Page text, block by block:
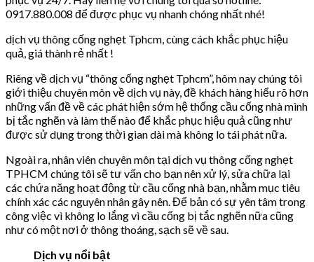
0917.880.008 để được phục vụ nhanh chóng nhất nhé!
dịch vụ thông cống nghẹt Tphcm, cùng cách khắc phục hiệu
quả, giá thành rẻ nhất !
Riêng về dịch vụ “thông cống nghẹt Tphcm”, hôm nay chúng tôi
giới thiệu chuyên môn về dịch vụ này, đề khách hàng hiểu rõ hơn
những vấn đề về các phát hiện sớm hệ thống cầu cống nhà mình
bị tắc nghẽn và làm thế nào để khắc phục hiệu quả cũng như
được sử dụng trong thời gian dài mà không lo tái phát nữa.
Ngoài ra, nhân viên chuyên môn tại dịch vụ thông cống nghẹt
TPHCM chúng tôi sẽ tư vấn cho bạn nên xử lý, sửa chữa lại
các chứa năng hoạt động từ cầu cống nhà bạn, nhằm mục tiêu
chính xác các nguyên nhân gây nên. Để bản có sự yên tâm trong
công việc vì không lo lắng vì cầu cống bị tắc nghẽn nữa cũng
như có một nơi ở thông thoáng, sạch sẽ về sau.
Dịch vụ nổi bật